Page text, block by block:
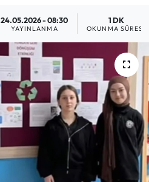
24.05.2026 - 08:30
YAYINLANMA
1 DK
OKUNMA SÜRESI